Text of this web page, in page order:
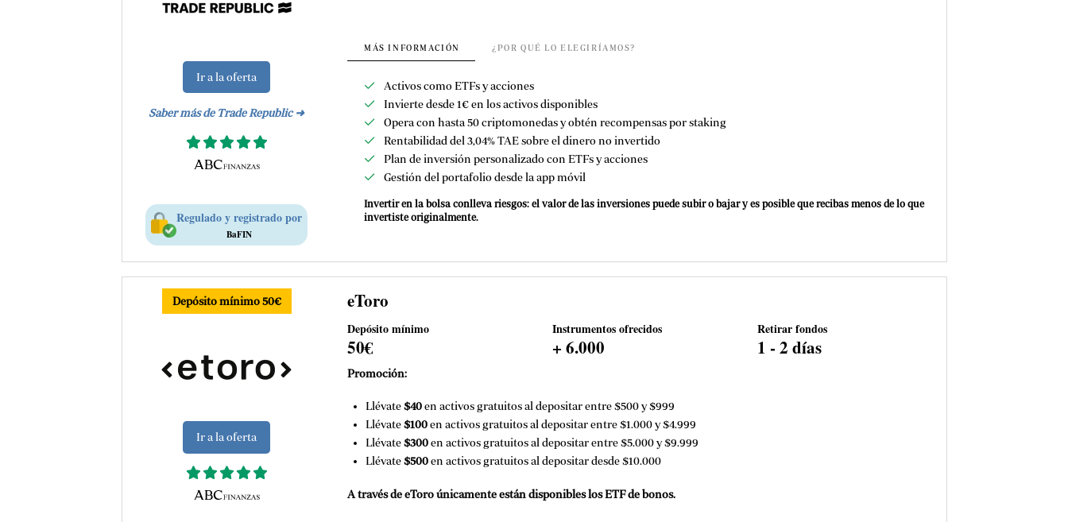
Ir a la oferta
Saber más de Trade Republic ➜
Regulado y registrado por
BaFIN
MÁS INFORMACIÓN ¿POR QUÉ LO ELEGIRÍAMOS?
Activos como ETFs y acciones
Invierte desde 1€ en los activos disponibles
Opera con hasta 50 criptomonedas y obtén recompensas por staking
Rentabilidad del 3,04% TAE sobre el dinero no invertido
Plan de inversión personalizado con ETFs y acciones
Gestión del portafolio desde la app móvil
Invertir en la bolsa conlleva riesgos: el valor de las inversiones puede subir o bajar y es posible que recibas menos de lo que
invertiste originalmente.
Depósito mínimo 50€
Ir a la oferta
eToro
Depósito mínimo
50€
Instrumentos ofrecidos
+ 6.000
Retirar fondos
1 - 2 días
Promoción:
Llévate$40en activos gratuitos al depositar entre $500 y $999
Llévate$100en activos gratuitos al depositar entre $1.000 y $4.999
Llévate$300en activos gratuitos al depositar entre $5.000 y $9.999
Llévate$500en activos gratuitos al depositar desde $10.000
A través de eToro únicamente están disponibles los ETF de bonos.